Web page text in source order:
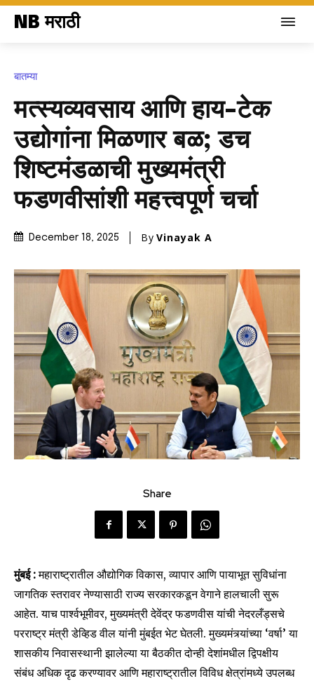
NB मराठी
बातम्या
मत्स्यव्यवसाय आणि हाय-टेक
उद्योगांना मिळणार बळ; डच
शिष्टमंडळाची मुख्यमंत्री
फडणवीसांशी महत्त्वपूर्ण चर्चा
December 18, 2025 By Vinayak A
Share
मुंबई :महाराष्ट्रातील औद्योगिक विकास, व्यापार आणि पायाभूत सुविधांना
जागतिक स्तरावर नेण्यासाठी राज्य सरकारकडून वेगाने हालचाली सुरू
आहेत. याच पार्श्वभूमीवर, मुख्यमंत्री देवेंद्र फडणवीस यांची नेदरलँड्सचे
परराष्ट्र मंत्री डेव्हिड वील यांनी मुंबईत भेट घेतली. मुख्यमंत्र्यांच्या ‘वर्षा’ या
शासकीय निवासस्थानी झालेल्या या बैठकीत दोन्ही देशांमधील द्विपक्षीय
संबंध अधिक दृढ करण्यावर आणि महाराष्ट्रातील विविध क्षेत्रांमध्ये उपलब्ध